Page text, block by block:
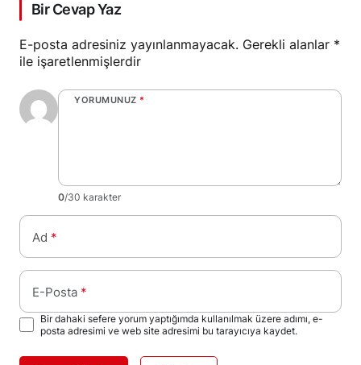
Bir Cevap Yaz
E-posta adresiniz yayınlanmayacak. Gerekli alanlar *
ile işaretlenmişlerdir
YORUMUNUZ *
0/30 karakter
Ad *
E-Posta *
Bir dahaki sefere yorum yaptığımda kullanılmak üzere adımı, e-
posta adresimi ve web site adresimi bu tarayıcıya kaydet.